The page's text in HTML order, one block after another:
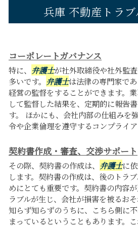
兵庫 不動産トラ
コーポレートガバナンス
特に、 弁護士が社外取締役や社外監
多いです。 弁護士は法律の専門家で
経営の監督をすることができます。
して監督した結果を、定期的に報告
す。 ほかにも、会社内部の仕組みを
令や企業倫理を遵守するコンプライ
契約書作成・審査、交渉サポート
その際、契約書の作成は、 弁護士に
します。契約書の作成は、後のトラ
めにとても重要です。契約書の内容
ラブルが生じ、会社が損害を被るおそ
知らず知らずのうちに、こちら側に
まっているということもあります。